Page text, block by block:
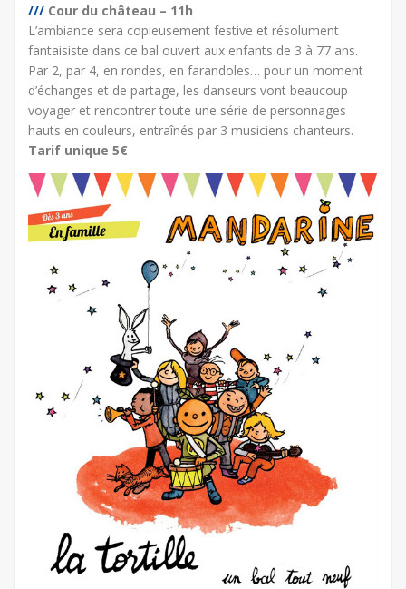
/// Cour du château – 11h
L’ambiance sera copieusement festive et résolument
fantaisiste dans ce bal ouvert aux enfants de 3 à 77 ans.
Par 2, par 4, en rondes, en farandoles… pour un moment
d’échanges et de partage, les danseurs vont beaucoup
voyager et rencontrer toute une série de personnages
hauts en couleurs, entraînés par 3 musiciens chanteurs.
Tarif unique 5€